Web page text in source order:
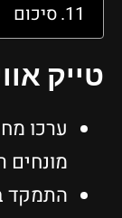
סיכום
טייק
ערכו
מונחים
התמקד